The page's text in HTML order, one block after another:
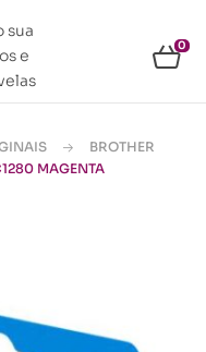
0
BROTHER
MAGENTA